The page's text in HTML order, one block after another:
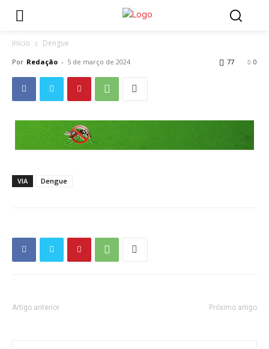
Início Dengue
Por Redação - 5 de março de 2024 0
77
VIA Dengue
Artigo anterior Próximo artigo